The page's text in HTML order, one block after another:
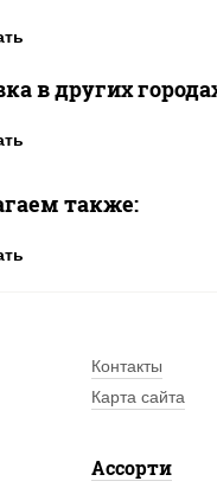
в других
также:
Контакты
Карта сайта
Ассорти